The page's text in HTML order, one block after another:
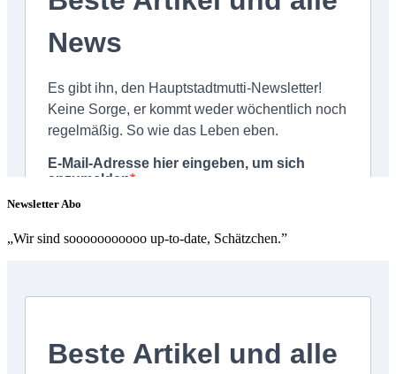
Newsletter Abo
„Wir sind sooooooooooo up-to-date, Schätzchen.”